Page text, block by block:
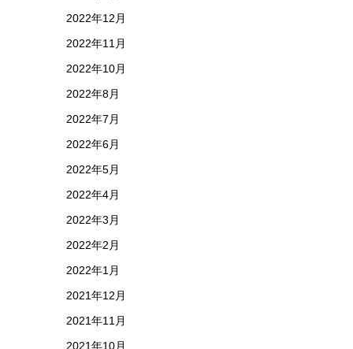
2022年12月
2022年11月
2022年10月
2022年8月
2022年7月
2022年6月
2022年5月
2022年4月
2022年3月
2022年2月
2022年1月
2021年12月
2021年11月
2021年10月